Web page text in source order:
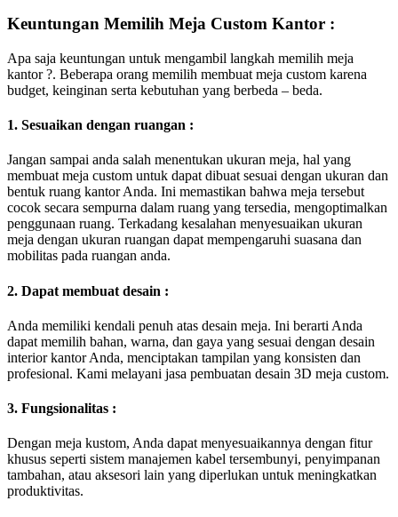
Keuntungan Memilih Meja Custom Kantor :
Apa saja keuntungan untuk mengambil langkah memilih meja
kantor ?. Beberapa orang memilih membuat meja custom karena
budget, keinginan serta kebutuhan yang berbeda – beda.
1. Sesuaikan dengan ruangan :
Jangan sampai anda salah menentukan ukuran meja, hal yang
membuat meja custom untuk dapat dibuat sesuai dengan ukuran dan
bentuk ruang kantor Anda. Ini memastikan bahwa meja tersebut
cocok secara sempurna dalam ruang yang tersedia, mengoptimalkan
penggunaan ruang. Terkadang kesalahan menyesuaikan ukuran
meja dengan ukuran ruangan dapat mempengaruhi suasana dan
mobilitas pada ruangan anda.
2. Dapat membuat desain :
Anda memiliki kendali penuh atas desain meja. Ini berarti Anda
dapat memilih bahan, warna, dan gaya yang sesuai dengan desain
interior kantor Anda, menciptakan tampilan yang konsisten dan
profesional. Kami melayani jasa pembuatan desain 3D meja custom.
3. Fungsionalitas :
Dengan meja kustom, Anda dapat menyesuaikannya dengan fitur
khusus seperti sistem manajemen kabel tersembunyi, penyimpanan
tambahan, atau aksesori lain yang diperlukan untuk meningkatkan
produktivitas.